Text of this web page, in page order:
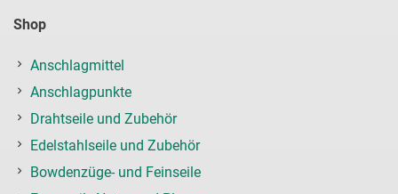
Shop
Anschlagmittel
Anschlagpunkte
Drahtseile und Zubehör
Edelstahlseile und Zubehör
Bowdenzüge- und Feinseile